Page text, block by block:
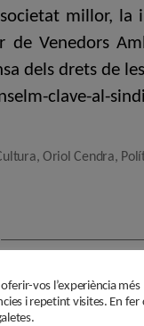
millor, la
Venedors
dels drets de
clave-al-
,Oriol Cendra,
El CAC
vos l’experiència més
i repetint visites. En fer